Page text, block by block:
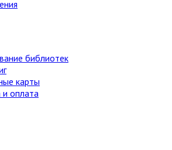
библиотек
карты
и оплата